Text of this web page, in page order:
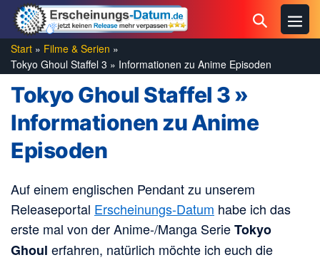
Zum
Inhalt
springen
Suche-
Schalter
Start » Filme & Serien »
Tokyo Ghoul Staffel 3 » Informationen zu Anime Episoden
Tokyo Ghoul Staffel 3 »
Informationen zu Anime
Episoden
Auf einem englischen Pendant zu unserem
Releaseportal Erscheinungs-Datum habe ich das
erste mal von der Anime-/Manga SerieTokyo
Ghoul erfahren, natürlich möchte ich euch die